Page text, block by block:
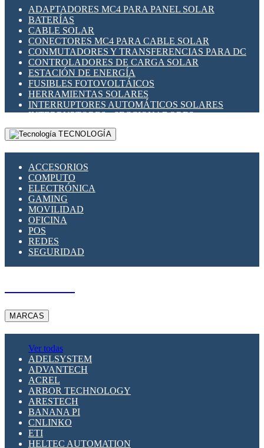
ADAPTADORES MC4 PARA PANEL SOLAR
BATERÍAS
CABLE SOLAR
CONECTORES MC4 PARA CABLE SOLAR
CONMUTADORES Y TRANSFERENCIAS PARA DC
CONTROLADORES DE CARGA SOLAR
ESTACIÓN DE ENERGÍA
FUSIBLES FOTOVOLTÁICOS
HERRAMIENTAS SOLARES
INTERRUPTORES AUTOMÁTICOS SOLARES
INTERRUPTORES - SECCIONADORES
FOTOVOLTÁICOS
MONTAJE PANEL SOLAR
SUPRESOR DE TRANSIENTES SPDS PARA
APLICACIONES FOTOVOLTAICAS
TECNOLOGÍA
ACCESORIOS
COMPUTO
ELECTRÓNICA
GAMING
MOVILIDAD
OFICINA
POS
REDES
SEGURIDAD
MARCAS
Ver todas
ADELSYSTEM
ADVANTECH
ACREL
ARBOR TECHNOLOGY
ARESTECH
BANANA PI
CNLINKO
ETI
HELTEC AUTOMATION